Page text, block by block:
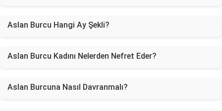
Aslan Burcu Hangi Ay Şekli?
Aslan Burcu Kadını Nelerden Nefret Eder?
Aslan Burcuna Nasıl Davranmalı?